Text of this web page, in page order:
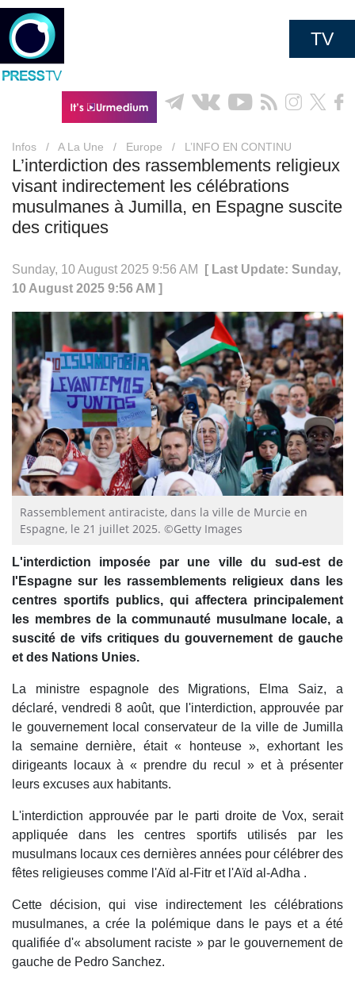
TV
Infos / A La Une / Europe / L’INFO EN CONTINU
L’interdiction des rassemblements religieux
visant indirectement les célébrations
musulmanes à Jumilla, en Espagne suscite
des critiques
Sunday, 10 August 2025 9:56 AM
[ Last Update: Sunday,
10 August 2025 9:56 AM ]
Rassemblement antiraciste, dans la ville de Murcie en
Espagne, le 21 juillet 2025. ©Getty Images
L'interdiction imposée par une ville du sud-est de
l'Espagne sur les rassemblements religieux dans les
centres sportifs publics, qui affectera principalement
les membres de la communauté musulmane locale, a
suscité de vifs critiques du gouvernement de gauche
et des Nations Unies.
La ministre espagnole des Migrations, Elma Saiz, a
déclaré, vendredi 8 août, que l'interdiction, approuvée par
le gouvernement local conservateur de la ville de Jumilla
la semaine dernière, était « honteuse », exhortant les
dirigeants locaux à « prendre du recul » et à présenter
leurs excuses aux habitants.
L'interdiction approuvée par le parti droite de Vox, serait
appliquée dans les centres sportifs utilisés par les
musulmans locaux ces dernières années pour célébrer des
fêtes religieuses comme l'Aïd al-Fitr et l'Aïd al-Adha .
Cette décision, qui vise indirectement les célébrations
musulmanes, a crée la polémique dans le pays et a été
qualifiée d'« absolument raciste » par le gouvernement de
gauche de Pedro Sanchez.